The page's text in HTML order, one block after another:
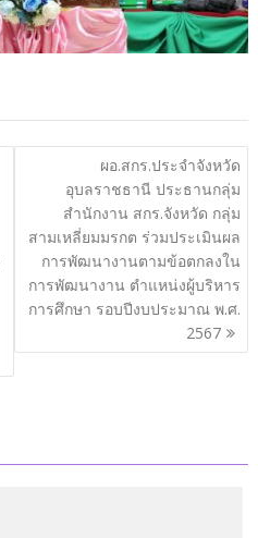
ผอ.สกร.ประจำจังหวัด
อุบลราชธานี ประธานกลุ่ม
สำนักงาน สกร.จังหวัด กลุ่ม
สามเหลี่ยมมรกต ร่วมประเมินผล
การพัฒนางานตามข้อตกลงใน
การพัฒนางาน ตำแหน่งผู้บริหาร
การศึกษา รอบปีงบประมาณ พ.ศ.
2567